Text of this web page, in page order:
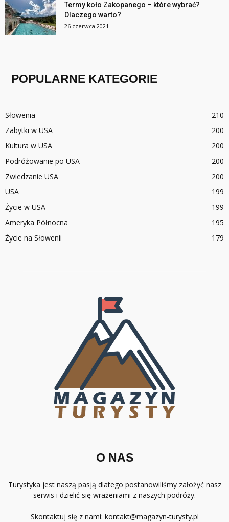
Termy koło Zakopanego – które wybrać?
Dlaczego warto?
26 czerwca 2021
POPULARNE KATEGORIE
Słowenia
210
Zabytki w USA
200
Kultura w USA
200
Podróżowanie po USA
200
Zwiedzanie USA
200
USA
199
Życie w USA
199
Ameryka Północna
195
Życie na Słowenii
179
O NAS
Turystyka jest naszą pasją dlatego postanowiliśmy założyć nasz
serwis i dzielić się wrażeniami z naszych podróży.
Skontaktuj się z nami: kontakt@magazyn-turysty.pl